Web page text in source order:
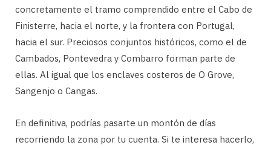
concretamente el tramo comprendido entre el Cabo de
Finisterre, hacia el norte, y la frontera con Portugal,
hacia el sur. Preciosos conjuntos históricos, como el de
Cambados, Pontevedra y Combarro forman parte de
ellas. Al igual que los enclaves costeros de O Grove,
Sangenjo o Cangas.
En definitiva, podrías pasarte un montón de días
recorriendo la zona por tu cuenta. Si te interesa hacerlo,